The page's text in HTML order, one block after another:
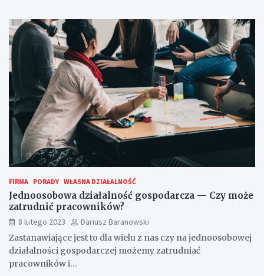
FIRMA PORADY WŁASNA DZIAŁALNOŚĆ
Jednoosobowa działalność gospodarcza — Czy może
zatrudnić pracowników?
8 lutego 2023
Dariusz Baranowski
Zastanawiające jest to dla wielu z nas czy na jednoosobowej
działalności gospodarczej możemy zatrudniać
pracowników i…